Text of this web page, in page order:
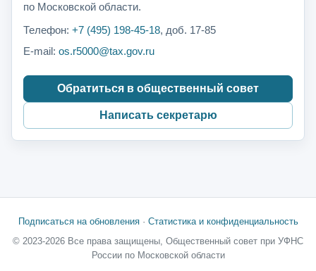
по Московской области.
Телефон: +7 (495) 198-45-18, доб. 17-85
E-mail: os.r5000@tax.gov.ru
Обратиться в общественный совет
Написать секретарю
Подписаться на обновления· Статистика и конфиденциальность
© 2023-2026 Все права защищены, Общественный совет при УФНС
России по Московской области